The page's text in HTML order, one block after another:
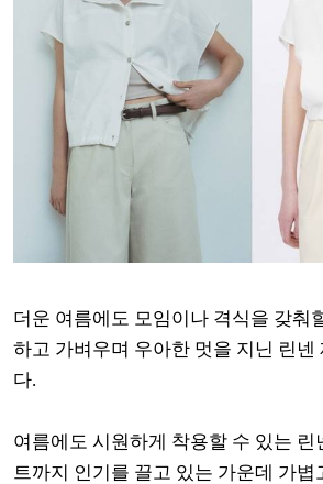
더운 여름에도 모임이나 격식을 갖춰
하고 가벼우며 우아한 멋을 지닌 린넨
다.
여름에도 시원하게 착용할 수 있는 린
트까지 인기를 끌고 있는 가운데 가